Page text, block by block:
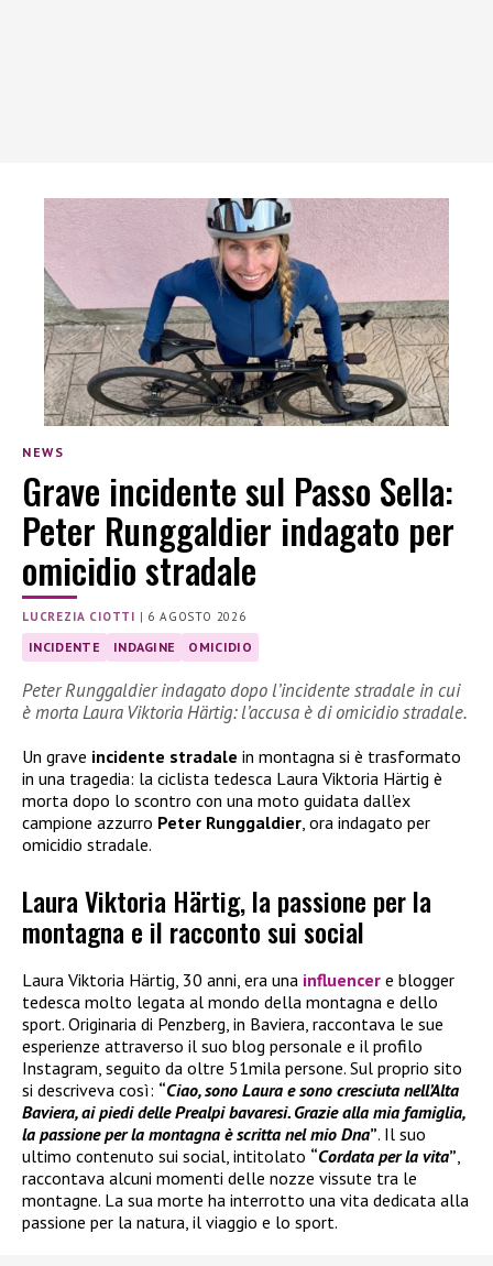
NEWS
Grave incidente sul Passo Sella:
Peter Runggaldier indagato per
omicidio stradale
LUCREZIA CIOTTI | 6 AGOSTO 2026
INCIDENTE INDAGINE OMICIDIO
Peter Runggaldier indagato dopo l’incidente stradale in cui
è morta Laura Viktoria Härtig: l’accusa è di omicidio stradale.
Un grave incidente stradale in montagna si è trasformato
in una tragedia: la ciclista tedesca Laura Viktoria Härtig è
morta dopo lo scontro con una moto guidata dall’ex
campione azzurro Peter Runggaldier, ora indagato per
omicidio stradale.
Laura Viktoria Härtig, la passione per la
montagna e il racconto sui social
Laura Viktoria Härtig, 30 anni, era una influencer e blogger
tedesca molto legata al mondo della montagna e dello
sport. Originaria di Penzberg, in Baviera, raccontava le sue
esperienze attraverso il suo blog personale e il profilo
Instagram, seguito da oltre 51mila persone. Sul proprio sito
si descriveva così: “Ciao, sono Laura e sono cresciuta nell’Alta
Baviera, ai piedi delle Prealpi bavaresi. Grazie alla mia famiglia,
la passione per la montagna è scritta nel mio Dna”. Il suo
ultimo contenuto sui social, intitolato “Cordata per la vita”
raccontava alcuni momenti delle nozze vissute tra le
montagne. La sua morte ha interrotto una vita dedicata alla
passione per la natura, il viaggio e lo sport.